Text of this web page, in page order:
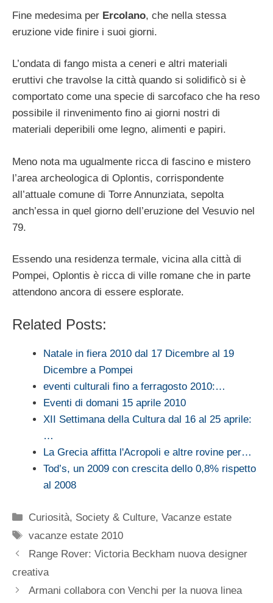
Fine medesima per Ercolano, che nella stessa
eruzione vide finire i suoi giorni.
L’ondata di fango mista a ceneri e altri materiali
eruttivi che travolse la città quando si solidificò si è
comportato come una specie di sarcofaco che ha reso
possibile il rinvenimento fino ai giorni nostri di
materiali deperibili ome legno, alimenti e papiri.
Meno nota ma ugualmente ricca di fascino e mistero
l’area archeologica di Oplontis, corrispondente
all’attuale comune di Torre Annunziata, sepolta
anch’essa in quel giorno dell’eruzione del Vesuvio nel
79.
Essendo una residenza termale, vicina alla città di
Pompei, Oplontis è ricca di ville romane che in parte
attendono ancora di essere esplorate.
Related Posts:
Natale in fiera 2010 dal 17 Dicembre al 19
Dicembre a Pompei
eventi culturali fino a ferragosto 2010:…
Eventi di domani 15 aprile 2010
XII Settimana della Cultura dal 16 al 25 aprile:
…
La Grecia affitta l'Acropoli e altre rovine per…
Tod’s, un 2009 con crescita dello 0,8% rispetto
al 2008
Categorie
Curiosità, Society & Culture,Vacanze estate
Tag
vacanze estate 2010
Range Rover: Victoria Beckham nuova designer
creativa
Armani collabora con Venchi per la nuova linea